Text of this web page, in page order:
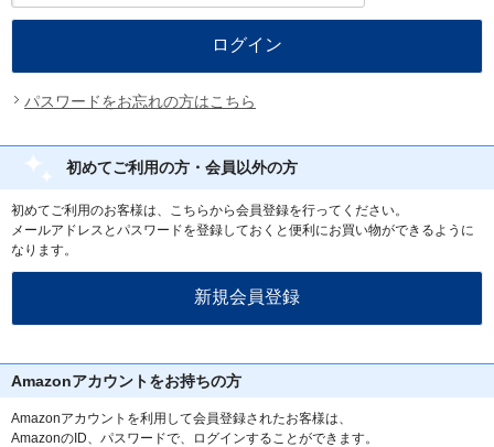
パスワードをお忘れの方はこちら
初めてご利用の方・会員以外の方
初めてご利用のお客様は、こちらから会員登録を行ってください。
メールアドレスとパスワードを登録しておくと便利にお買い物ができるように
なります。
Amazonアカウントをお持ちの方
Amazonアカウントを利用して会員登録されたお客様は、
AmazonのID、パスワードで、ログインすることができます。